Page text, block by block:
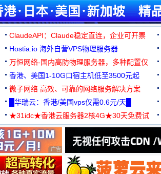
ClaudeAPI：Claude稳定直连，企业可开票
Hostia.io 海外自营VPS物理服务器
万恒网络-国内高防物理服务器，多种配置仅
99元/月起
香港、美国1-10G口宿主机低至3500元起
微子网络 高效、可靠的网络服务解决方案
█华瑞云：香港/美国vps仅需0.6元/天█
★31idc★香港云服务器2核4G★30天免费试
用◆
广告 商业广告，理性选择